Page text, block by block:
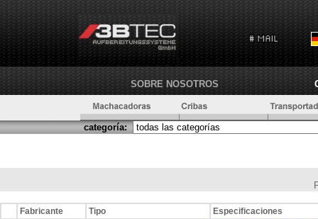
SOBRE NOSOTROS
categoría:
Fabricante Tipo Especificaciones